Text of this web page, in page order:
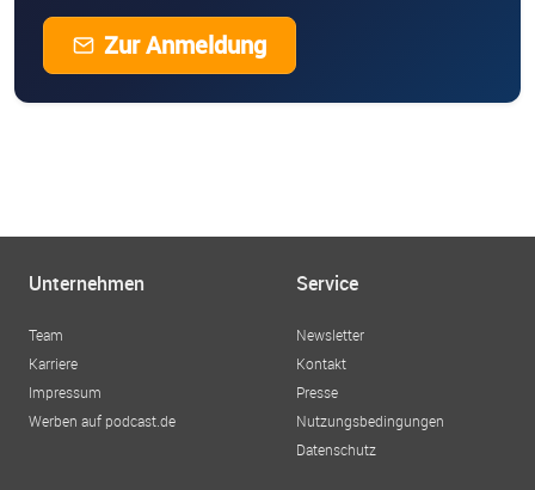
Zur Anmeldung
Unternehmen
Team
Karriere
Impressum
Werben auf podcast.de
Service
Newsletter
Kontakt
Presse
Nutzungsbedingungen
Datenschutz